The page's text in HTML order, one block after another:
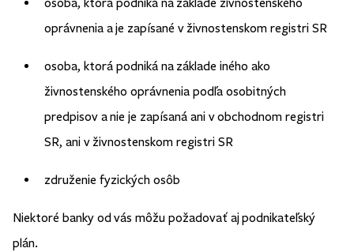
osoba, ktorá podniká na základe živnostenského
oprávnenia a je zapísané v živnostenskom registri SR
osoba, ktorá podniká na základe iného ako
živnostenského oprávnenia podľa osobitných
predpisov a nie je zapísaná ani v obchodnom registri
SR, ani v živnostenskom registri SR
združenie fyzických osôb
Niektoré banky od vás môžu požadovať aj podnikateľský
plán.